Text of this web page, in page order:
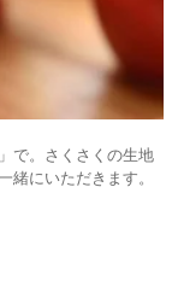
で。さくさくの生地
緒にいただきます。